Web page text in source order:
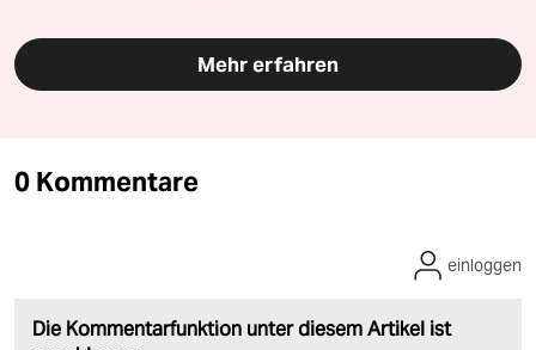
Mehr erfahren
0 Kommentare
Die Kommentarfunktion unter diesem Artikel ist
einloggen